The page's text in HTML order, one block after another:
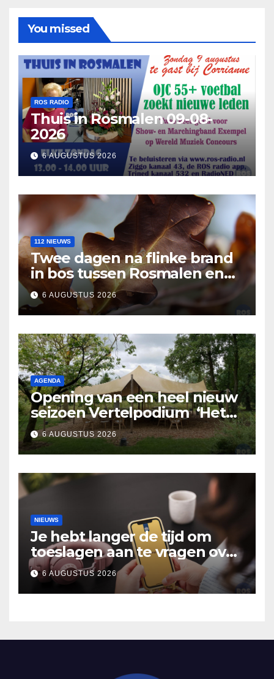
You missed
ROS RADIO
Thuis in Rosmalen 09-08-
2026
6 AUGUSTUS 2026
112 NIEUWS
Twee dagen na flinke brand
in bos tussen Rosmalen en
Nuland
6 AUGUSTUS 2026
AGENDA
Opening van een heel nieuw
seizoen Vertelpodium ‘Het
Lopende Vuur’. Landelijke
verhalen in Bomentuin D’n
Hooidonk
6 AUGUSTUS 2026
NIEUWS
Je hebt langer de tijd om
toeslagen aan te vragen over
2025
6 AUGUSTUS 2026